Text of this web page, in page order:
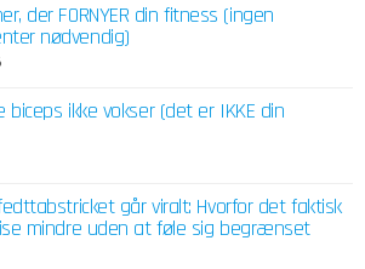
der FORNYER din fitness (ingen
nødvendig)
biceps ikke vokser (det er IKKE din
går viralt: Hvorfor det faktisk
mindre uden at føle sig begrænset